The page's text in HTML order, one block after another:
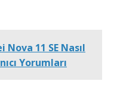
Nova 11 SE Nasıl
Yorumları